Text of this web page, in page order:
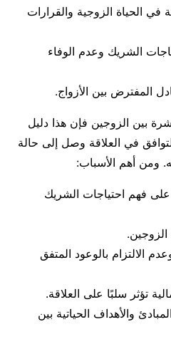
الحياة الزوجية والقرارات
الشريك وعدم الوفاء
المفترض بين الأزواج.
بين الزوجين فإن هذا دليل
في العلاقة وصل إلى حالة
ومن أهم الأسباب:
فهم احتياجات الشريك
الزوجين.
الالتزام بالوعود المتفق
تؤثر سلبًا على العلاقة.
والأهداف الحياتية بين